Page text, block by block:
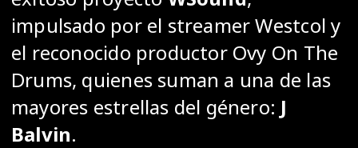
impulsado por el streamer Westcol y
el reconocido productor Ovy On The
Drums, quienes suman a una de las
mayores estrellas del género: J
Balvin.